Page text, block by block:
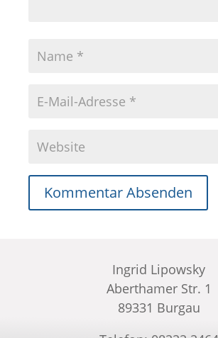
Kommentar Absenden
Ingrid Lipowsky
Aberthamer Str. 1
89331 Burgau